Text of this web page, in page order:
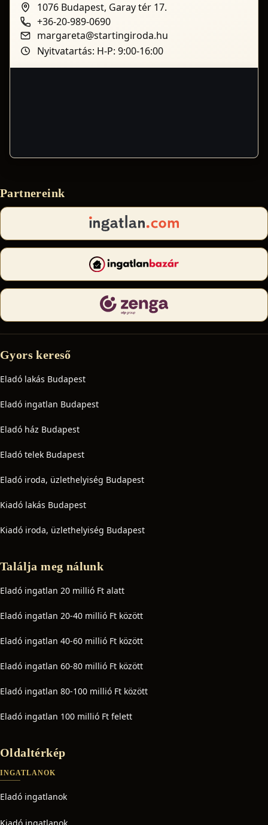
1076 Budapest, Garay tér 17.
+36-20-989-0690
margareta@startingiroda.hu
Nyitvatartás: H-P: 9:00-16:00
Partnereink
Gyors kereső
Eladó lakás Budapest
Eladó ingatlan Budapest
Eladó ház Budapest
Eladó telek Budapest
Eladó iroda, üzlethelyiség Budapest
Kiadó lakás Budapest
Kiadó iroda, üzlethelyiség Budapest
Találja meg nálunk
Eladó ingatlan 20 millió Ft alatt
Eladó ingatlan 20-40 millió Ft között
Eladó ingatlan 40-60 millió Ft között
Eladó ingatlan 60-80 millió Ft között
Eladó ingatlan 80-100 millió Ft között
Eladó ingatlan 100 millió Ft felett
Oldaltérkép
INGATLANOK
Eladó ingatlanok
Kiadó ingatlanok